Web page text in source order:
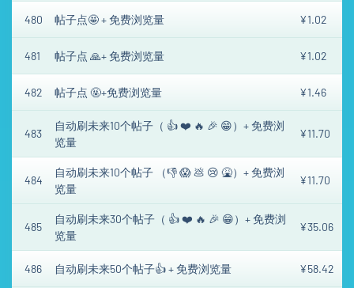
480 帖子点🤩 + 免费浏览量 ¥1.02
481 帖子点 🙏+ 免费浏览量 ¥1.02
482 帖子点 🤬+免费浏览量 ¥1.46
483
自动刷未来10个帖子（ 👍 ❤️ 🔥 🎉 😁）+ 免费浏
览量
¥11.70
484
自动刷未来10个帖子 （👎 😱 💩 😢 🤮）+ 免费浏
览量
¥11.70
485
自动刷未来30个帖子（ 👍 ❤️ 🔥 🎉 😁）+ 免费浏
览量
¥35.06
486 自动刷未来50个帖子👍 + 免费浏览量 ¥58.42